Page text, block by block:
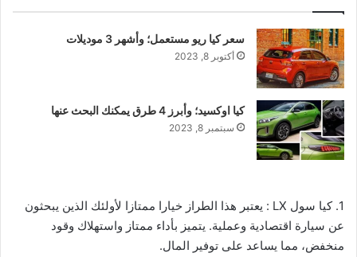
سعر كيا ريو مستعمل؛ وأشهر 3 موديلات
أكتوبر 8, 2023
كيا اوكسيد؛ وأبرز 4 طرق يمكنك البحث عنها
سبتمبر 8, 2023
1. كيا سول LX : يعتبر هذا الطراز خيارا ممتازا لأولئك الذين يبحثون
عن سيارة اقتصادية وعملية. يتميز بأداء ممتاز واستهلاك وقود
منخفض، مما يساعد على توفير المال.